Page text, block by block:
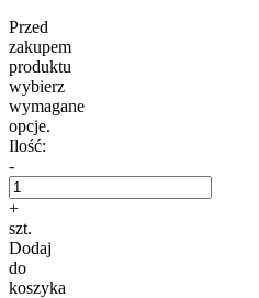
Przed
zakupem
produktu
wybierz
wymagane
opcje.
Ilość:
-
+
szt.
Dodaj
do
koszyka